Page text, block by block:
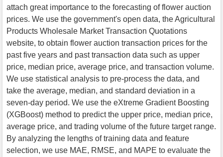
attach great importance to the forecasting of flower auction
prices. We use the government's open data, the Agricultural
Products Wholesale Market Transaction Quotations
website, to obtain flower auction transaction prices for the
past five years and past transaction data such as upper
price, median price, average price, and transaction volume.
We use statistical analysis to pre-process the data, and
take the average, median, and standard deviation in a
seven-day period. We use the eXtreme Gradient Boosting
(XGBoost) method to predict the upper price, median price,
average price, and trading volume of the future target range.
By analyzing the lengths of training data and feature
selection, we use MAE, RMSE, and MAPE to evaluate the